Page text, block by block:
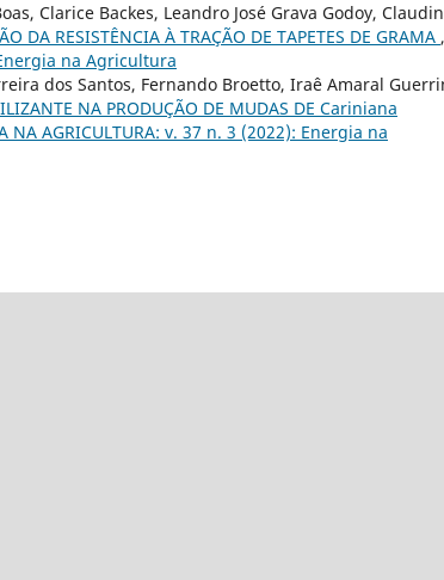
Clarice Backes, Leandro José Grava Godoy,
DA RESISTÊNCIA À TRAÇÃO DE TAPETES DE GRAMA ,
na Agricultura
dos Santos, Fernando Broetto, Iraê Amaral
NA PRODUÇÃO DE MUDAS DE Cariniana
NA AGRICULTURA: v. 37 n. 3 (2022): Energia na